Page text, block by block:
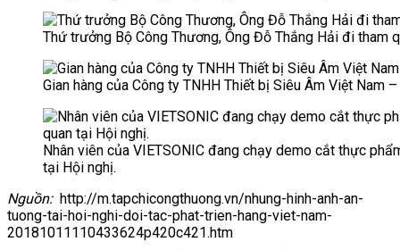
Thứ trưởng Bộ Công Thương, Ông Đỗ Thắng Hải đi tham
Gian hàng của Công ty TNHH Thiết bị Siêu Âm Việt Nam –
Nhân viên của VIETSONIC đang chạy demo cắt thực
tại Hội nghị.
Nguồn: http://m.tapchicongthuong.vn/nhung-hinh-anh-an-
tuong-tai-hoi-nghi-doi-tac-phat-trien-hang-viet-nam-
20181011110433624p420c421.htm